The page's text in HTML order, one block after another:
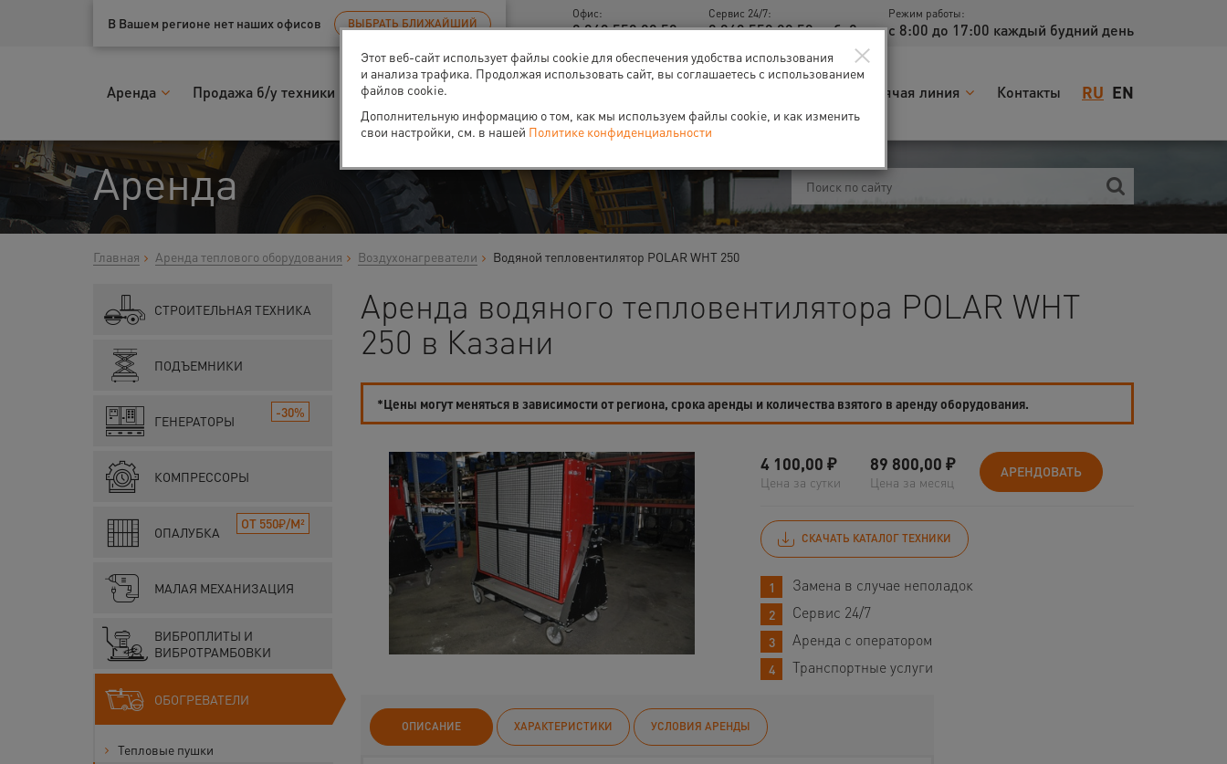
Ваш город:Казань
В Вашем регионе нет наших офисов ВЫБРАТЬ БЛИЖАЙШИЙ
Офис:
8 843 558 09 58
Сервис 24/7:
8 843 558 09 58 доб. 2
Режим работы:
с 8:00 до 17:00 каждый будний день
RU EN
Аренда Продажа б/у техники Запчасти Горячая линия Контакты
Аренда
Главная Аренда теплового оборудования Воздухонагреватели Водяной тепловентилятор POLAR WHT 250
СТРОИТЕЛЬНАЯ ТЕХНИКА
ПОДЪЕМНИКИ
ГЕНЕРАТОРЫ
-30%
КОМПРЕССОРЫ
ОПАЛУБКА
ОТ 550₽/М²
МАЛАЯ МЕХАНИЗАЦИЯ
ВИБРОПЛИТЫ И
ВИБРОТРАМБОВКИ
ОБОГРЕВАТЕЛИ
Тепловые пушки
Аренда водяного тепловентилятора POLAR WHT
250 в Казани
*Цены могут меняться в зависимости от региона, срока аренды и количества взятого в аренду оборудования.
4 100,00 ₽
Цена за сутки
89 800,00 ₽
Цена за месяц
АРЕНДОВАТЬ
СКАЧАТЬ КАТАЛОГ ТЕХНИКИ
Замена в случае неполадок
Сервис 24/7
Аренда с оператором
Транспортные услуги
ОПИСАНИЕ ХАРАКТЕРИСТИКИ УСЛОВИЯ АРЕНДЫ
×
Этот веб-сайт использует файлы cookie для обеспечения удобства использования
и анализа трафика. Продолжая использовать сайт, вы соглашаетесь с использованием
файлов cookie.
Дополнительную информацию о том, как мы используем файлы cookie, и как изменить
свои настройки, см. в нашей Политике конфиденциальности